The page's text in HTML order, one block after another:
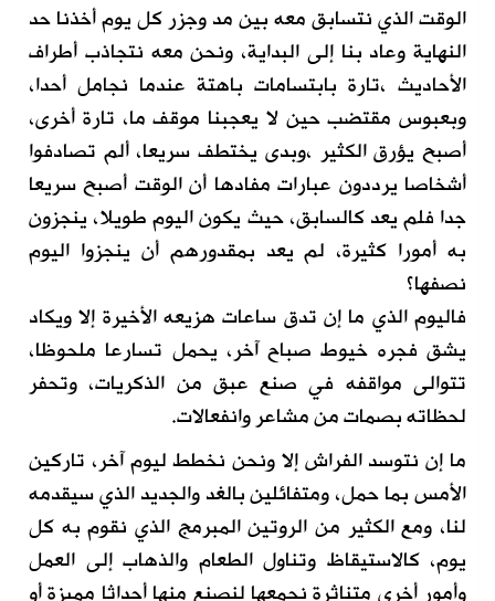
الوقت الذي نتسابق معه بين مد وجزر كل يوم أخذنا حد
النهاية وعاد بنا إلى البداية، ونحن معه نتجاذب أطراف
الأحاديث ،تارة بابتسامات باهتة عندما نجامل أحدا،
وبعبوس مقتضب حين لا يعجبنا موقف ما، تارة أخرى،
أصبح يؤرق الكثير ،وبدى يختطف سريعا، ألم تصادفوا
أشخاصا يرددون عبارات مفادها أن الوقت أصبح سريعا
جدا فلم يعد كالسابق، حيث يكون اليوم طويلا، ينجزون
به أمورا كثيرة، لم يعد بمقدورهم أن ينجزوا اليوم
نصفها؟
فاليوم الذي ما إن تدق ساعات هزيعه الأخيرة إلا ويكاد
يشق فجره خيوط صباح آخر، يحمل تسارعا ملحوظا،
تتوالى مواقفه في صنع عبق من الذكريات، وتحفر
لحظاته بصمات من مشاعر وانفعالات.
ما إن نتوسد الفراش إلا ونحن نخطط ليوم آخر، تاركين
الأمس بما حمل، ومتفائلين بالغد والجديد الذي سيقدمه
لنا، ومع الكثير من الروتين المبرمج الذي نقوم به كل
يوم، كالاستيقاظ وتناول الطعام والذهاب إلى العمل